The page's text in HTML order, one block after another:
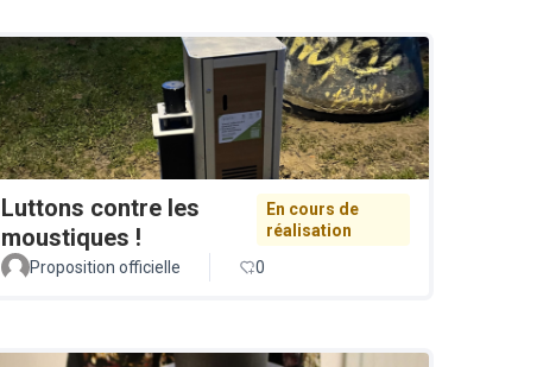
Luttons contre les
moustiques !
En cours de
réalisation
Proposition officielle
0